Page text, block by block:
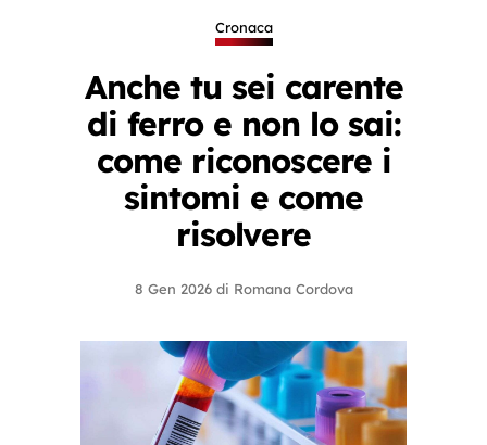
Cronaca
Anche tu sei carente
di ferro e non lo sai:
come riconoscere i
sintomi e come
risolvere
8 Gen 2026 di Romana Cordova